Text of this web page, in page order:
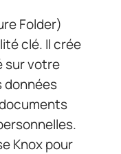
Folder)
clé. Il crée
sur votre
données
Knox pour